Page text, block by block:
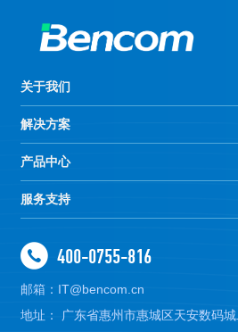
关于我们
解决方案
产品中心
服务支持
400-0755-816
邮箱：IT@bencom.cn
地址： 广东省惠州市惠城区天安数码